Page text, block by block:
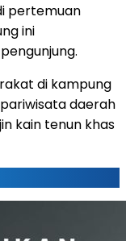
pertemuan
ini
di kampung
daerah
kain tenun khas